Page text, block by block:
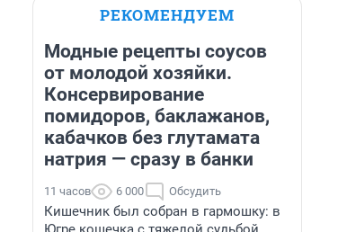
РЕКОМЕНДУЕМ
Модные рецепты соусов
от молодой хозяйки.
Консервирование
помидоров, баклажанов,
кабачков без глутамата
натрия — сразу в банки
11 часов 6 000 Обсудить
Кишечник был собран в гармошку: в